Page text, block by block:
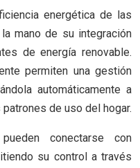
energética de las
mano de su integración
de energía renovable.
permiten una gestión
automáticamente a
de uso del hogar.
conectarse con
su control a través